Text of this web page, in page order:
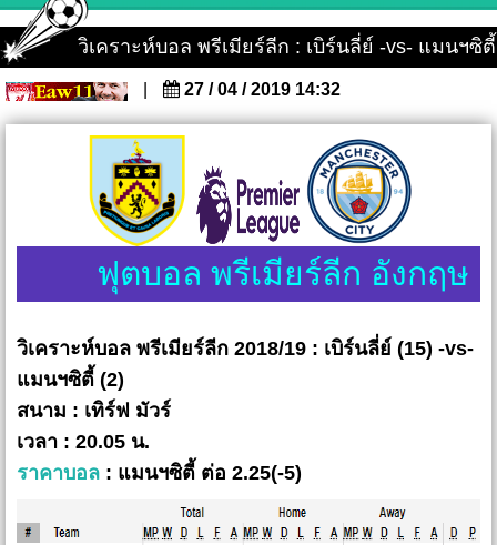
วิเคราะห์บอล พรีเมียร์ลีก : เบิร์นลี่ย์ -vs- แมนฯซิตี้
27 / 04 / 2019 14:32
ฟุตบอล พรีเมียร์ลีก อังกฤษ
วิเคราะห์บอล พรีเมียร์ลีก 2018/19 : เบิร์นลี่ย์ (15) -vs-
แมนฯซิตี้ (2)
สนาม : เทิร์ฟ มัวร์
เวลา : 20.05 น.
ราคาบอล : แมนฯซิตี้ ต่อ 2.25(-5)